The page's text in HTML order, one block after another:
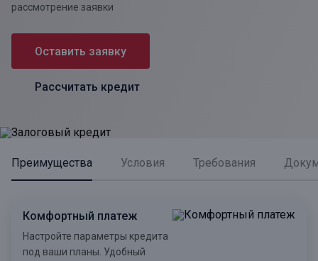
Оставить заявку
Рассчитать кредит
рассмотрение заявки
Преимущества Условия Требования
Комфортный платеж
Настройте параметры кредита
под ваши планы. Удобный